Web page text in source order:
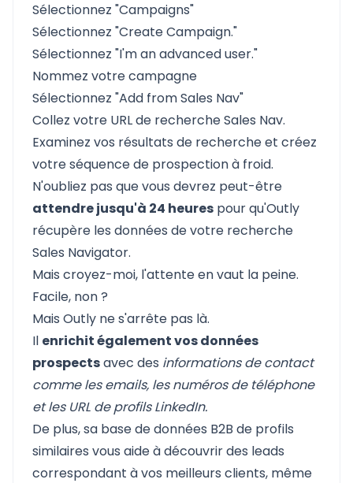
Sélectionnez "Campaigns"
Sélectionnez "Create Campaign."
Sélectionnez "I'm an advanced user."
Nommez votre campagne
Sélectionnez "Add from Sales Nav"
Collez votre URL de recherche Sales Nav.
Examinez vos résultats de recherche et créez
votre séquence de prospection à froid.
N'oubliez pas que vous devrez peut-être
attendre jusqu'à 24 heures pour qu'Outly
récupère les données de votre recherche
Sales Navigator.
Mais croyez-moi, l'attente en vaut la peine.
Facile, non ?
Mais Outly ne s'arrête pas là.
Il enrichit également vos données
prospectsavec des informations de contact
comme les emails, les numéros de téléphone
et les URL de profils LinkedIn.
De plus, sa base de données B2B de profils
similaires vous aide à découvrir des leads
correspondant à vos meilleurs clients, même